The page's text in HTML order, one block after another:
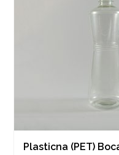
Plasticna (PET)